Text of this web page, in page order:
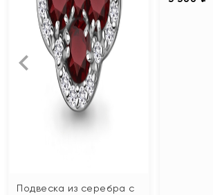
Подвеска из серебра с